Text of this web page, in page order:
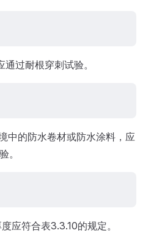
过耐根穿刺试验。
中的防水卷材或防水涂料，应
。
应符合表3.3.10的规定。